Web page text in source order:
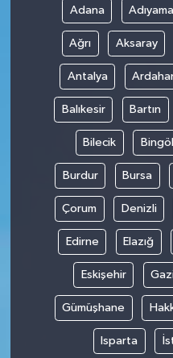
Adana
Ağrı Aksaray
Antalya
Balıkesir Bartın
Bilecik Bingöl
Burdur Bursa
Çorum Denizli
Edirne Elazığ
Eskişehir
Gümüşhane
Isparta